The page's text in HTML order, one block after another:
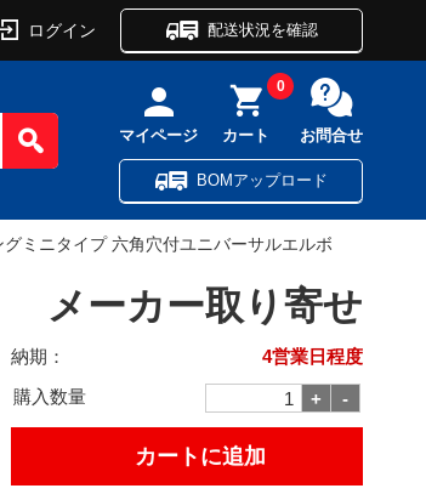
ログイン 配送状況を確認
マイページ カート
0
お問合せ
BOMアップロード
ミニタイプ 六角穴付ユニバーサルエルボ
メーカー取り寄せ
納期：
4営業日程度
購入数量